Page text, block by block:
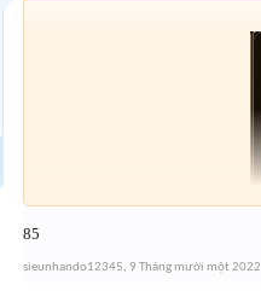
85
sieunhando12345, 9 Tháng mười một 2022